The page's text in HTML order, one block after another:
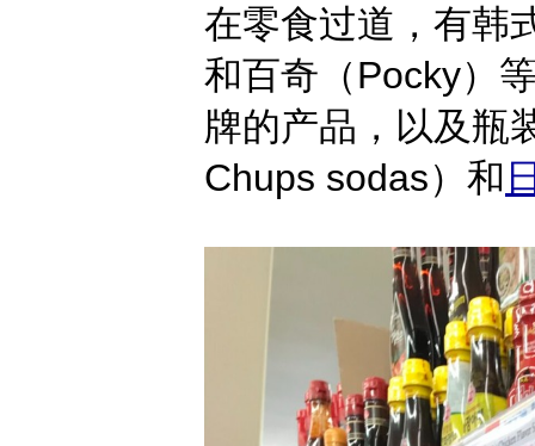
在零食过道，有韩
和百奇（Pocky）
牌的产品，以及瓶
Chups sodas）和